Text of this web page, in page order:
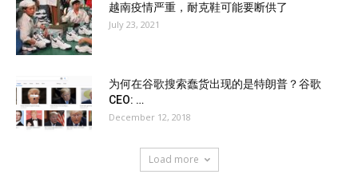
越南疫情严重，耐克鞋可能要断供了
July 23, 2021
为何在谷歌搜索蠢货出现的是特朗普？谷歌
CEO: …
December 12, 2018
Load more